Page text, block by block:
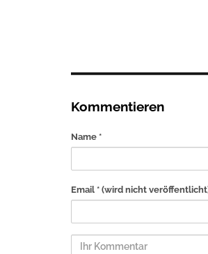
Kommentieren
Name *
Email * (wird nicht